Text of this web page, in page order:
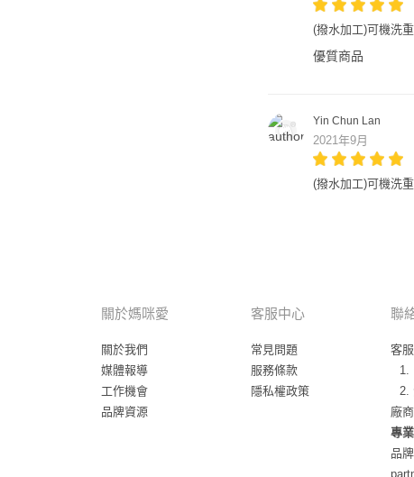
(撥水加工)可機洗
優質商品
Yin Chun Lan
2021年9月
(撥水加工)可機洗
關於媽咪愛
關於我們
媒體報導
工作機會
品牌資源
客服中心
常見問題
服務條款
隱私權政策
聯
客
廠
專
品